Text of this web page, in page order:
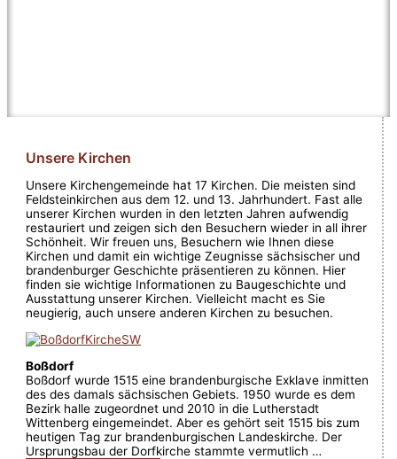
Unsere Kirchen
Unsere Kirchengemeinde hat 17 Kirchen. Die meisten sind
Feldsteinkirchen aus dem 12. und 13. Jahrhundert. Fast alle
unserer Kirchen wurden in den letzten Jahren aufwendig
restauriert und zeigen sich den Besuchern wieder in all ihrer
Schönheit. Wir freuen uns, Besuchern wie Ihnen diese
Kirchen und damit ein wichtige Zeugnisse sächsischer und
brandenburger Geschichte präsentieren zu können. Hier
finden sie wichtige Informationen zu Baugeschichte und
Ausstattung unserer Kirchen. Vielleicht macht es Sie
neugierig, auch unsere anderen Kirchen zu besuchen.
Boßdorf
Boßdorf wurde 1515 eine brandenburgische Exklave inmitten
des des damals sächsischen Gebiets. 1950 wurde es dem
Bezirk halle zugeordnet und 2010 in die Lutherstadt
Wittenberg eingemeindet. Aber es gehört seit 1515 bis zum
heutigen Tag zur brandenburgischen Landeskirche. Der
Ursprungsbau der Dorfkirche stammte vermutlich …